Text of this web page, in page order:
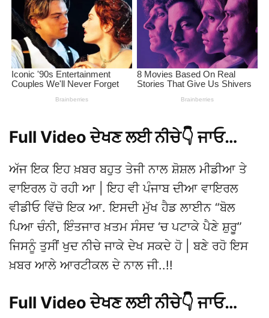
Full Video ਦੇਖਣ ਲਈ ਨੀਚੇ👇 ਜਾਓ…
ਅੱਜ ਇਕ ਇਹ ਖ਼ਬਰ ਬਹੁਤ ਤੇਜੀ ਨਾਲ ਸ਼ੋਸ਼ਲ ਮੀਡੀਆ ਤੇ
ਵਾਇਰਲ ਹੋ ਰਹੀ ਆ | ਇਹ ਵੀ ਪੰਜਾਬ ਦੀਆ ਵਾਇਰਲ
ਵੀਡੀਓ ਵਿੱਚੋ ਇਕ ਆ. ਇਸਦੀ ਮੁੱਖ ਹੈਡ ਲਾਈਨ “ਬੋਲ
ਪਿਆ ਚੰਨੀ, ਇੰਤਜਾਰ ਖ਼ਤਮ ਸੰਸਦ ‘ਚ ਪਟਾਕੇ ਪੈਣੇ ਸ਼ੁਰੂ”
ਜਿਸਨੂੰ ਤੁਸੀਂ ਖੁਦ ਨੀਚੇ ਜਾਕੇ ਦੇਖ ਸਕਦੇ ਹੋ | ਬਣੇ ਰਹੋ ਇਸ
ਖ਼ਬਰ ਆਲੇ ਆਰਟੀਕਲ ਦੇ ਨਾਲ ਜੀ..!!
Full Video ਦੇਖਣ ਲਈ ਨੀਚੇ👇 ਜਾਓ…